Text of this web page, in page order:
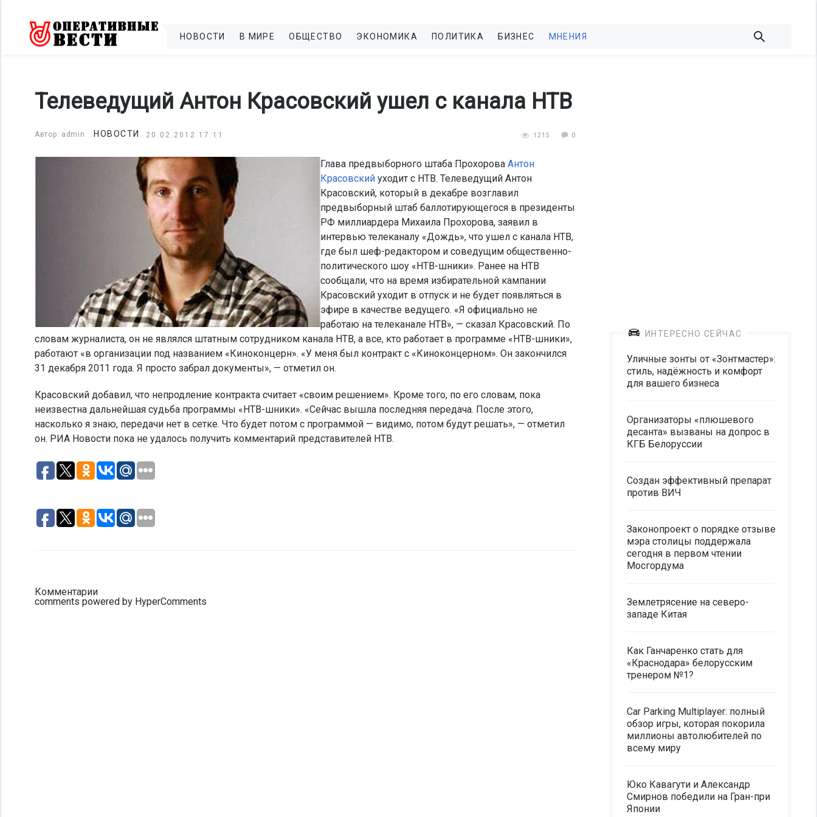
НОВОСТИ В МИРЕ ОБЩЕСТВО ЭКОНОМИКА ПОЛИТИКА БИЗНЕС МНЕНИЯ
Телеведущий Антон Красовский ушел с канала НТВ
Автор: admin НОВОСТИ 20.02.2012 17:11 1215 0
Глава предвыборного штаба Прохорова Антон
Красовский уходит с НТВ. Телеведущий Антон
Красовский, который в декабре возглавил
предвыборный штаб баллотирующегося в президенты
РФ миллиардера Михаила Прохорова, заявил в
интервью телеканалу «Дождь», что ушел с канала НТВ,
где был шеф-редактором и соведущим общественно-
политического шоу «НТВ-шники». Ранее на НТВ
сообщали, что на время избирательной кампании
Красовский уходит в отпуск и не будет появляться в
эфире в качестве ведущего. «Я официально не
работаю на телеканале НТВ», — сказал Красовский. По
словам журналиста, он не являлся штатным сотрудником канала НТВ, а все, кто работает в программе «НТВ-шники»,
работают «в организации под названием «Киноконцерн». «У меня был контракт с «Киноконцерном». Он закончился
31 декабря 2011 года. Я просто забрал документы», — отметил он.
Красовский добавил, что непродление контракта считает «своим решением». Кроме того, по его словам, пока
неизвестна дальнейшая судьба программы «НТВ-шники». «Сейчас вышла последняя передача. После этого,
насколько я знаю, передачи нет в сетке. Что будет потом с программой — видимо, потом будут решать», — отметил
он. РИА Новости пока не удалось получить комментарий представителей НТВ.
Комментарии
comments powered by HyperComments
ИНТЕРЕСНО СЕЙЧАС
Уличные зонты от «Зонтмастер»:
стиль, надёжность и комфорт
для вашего бизнеса
Организаторы «плюшевого
десанта» вызваны на допрос в
КГБ Белоруссии
Создан эффективный препарат
против ВИЧ
Законопроект о порядке отзыве
мэра столицы поддержала
сегодня в первом чтении
Мосгордума
Землетрясение на северо-
западе Китая
Как Ганчаренко стать для
«Краснодара» белорусским
тренером №1?
Car Parking Multiplayer: полный
обзор игры, которая покорила
миллионы автолюбителей по
всему миру
Юко Кавагути и Александр
Смирнов победили на Гран-при
Японии